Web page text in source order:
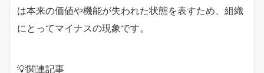
は本来の価値や機能が失われた状態を表すため、組織
にとってマイナスの現象です。
💡関連記事